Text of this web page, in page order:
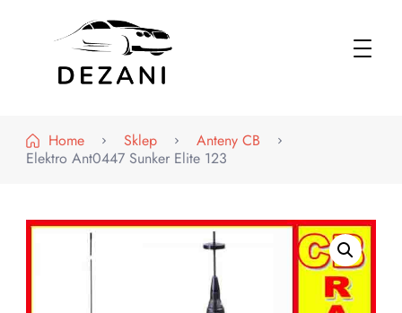
Home
Sklep
Anteny CB
Elektro Ant0447 Sunker Elite 123